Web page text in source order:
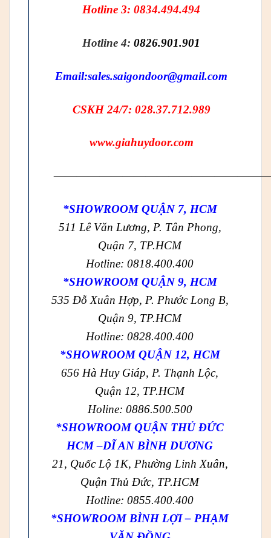
Hotline 3: 0834.494.494
Hotline 4: 0826.901.901
Email:sales.saigondoor@gmail.com
CSKH 24/7: 028.37.712.989
www.giahuydoor.com
*SHOWROOM QUẬN 7, HCM
511 Lê Văn Lương, P. Tân Phong,
Quận 7, TP.HCM
Hotline: 0818.400.400
*SHOWROOM QUẬN 9, HCM
535 Đỗ Xuân Hợp, P. Phước Long B,
Quận 9, TP.HCM
Hotline: 0828.400.400
*SHOWROOM QUẬN 12, HCM
656 Hà Huy Giáp, P. Thạnh Lộc,
Quận 12, TP.HCM
Holine: 0886.500.500
*SHOWROOM QUẬN THỦ ĐỨC
HCM –DĨ AN BÌNH DƯƠNG
21, Quốc Lộ 1K, Phường Linh Xuân,
Quận Thủ Đức, TP.HCM
Hotline: 0855.400.400
*SHOWROOM BÌNH LỢI – PHẠM